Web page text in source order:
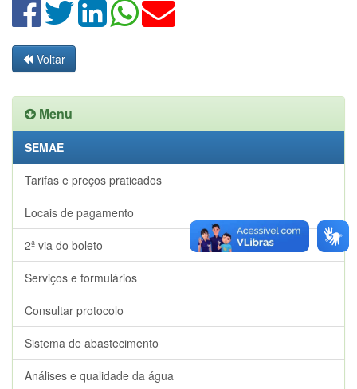
Voltar
Menu
SEMAE
Tarifas e preços praticados
Locais de pagamento
2ª via do boleto
Serviços e formulários
Consultar protocolo
Sistema de abastecimento
Análises e qualidade da água